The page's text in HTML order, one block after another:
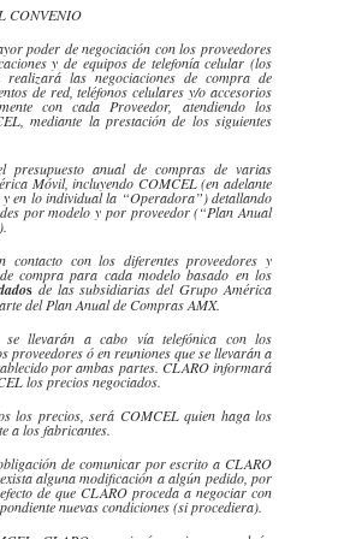
CONVENIO
poder de negociación con los proveedores
y de equipos de telefonía celular (los
realizará las negociaciones de compra de
de red, teléfonos celulares y/o accesorios
con cada Proveedor, atendiendo los
, mediante la prestación de los siguientes
presupuesto anual de compras de varias
Móvil, incluyendo COMCEL (en adelante
en lo individual la “Operadora”) detallando
por modelo y por proveedor (“Plan Anual
contacto con los diferentes proveedores y
compra para cada modelo basado en los
sde las subsidiarias del Grupo América
del Plan Anual de Compras AMX.
se llevarán a cabo vía telefónica con los
proveedores ó en reuniones que se llevarán a
por ambas partes. CLARO informará
los precios negociados.
los precios, será COMCEL quien haga los
a los fabricantes.
de comunicar por escrito a CLARO
alguna modificación a algún pedido, por
de que CLARO proceda a negociar con
nuevas condiciones (si procediera).